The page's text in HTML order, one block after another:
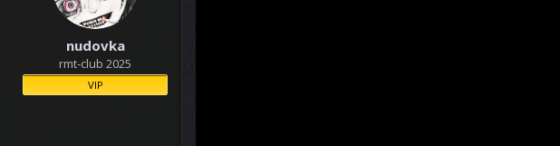
ч
а
л
а
nudovka
rmt-club 2025
VIP